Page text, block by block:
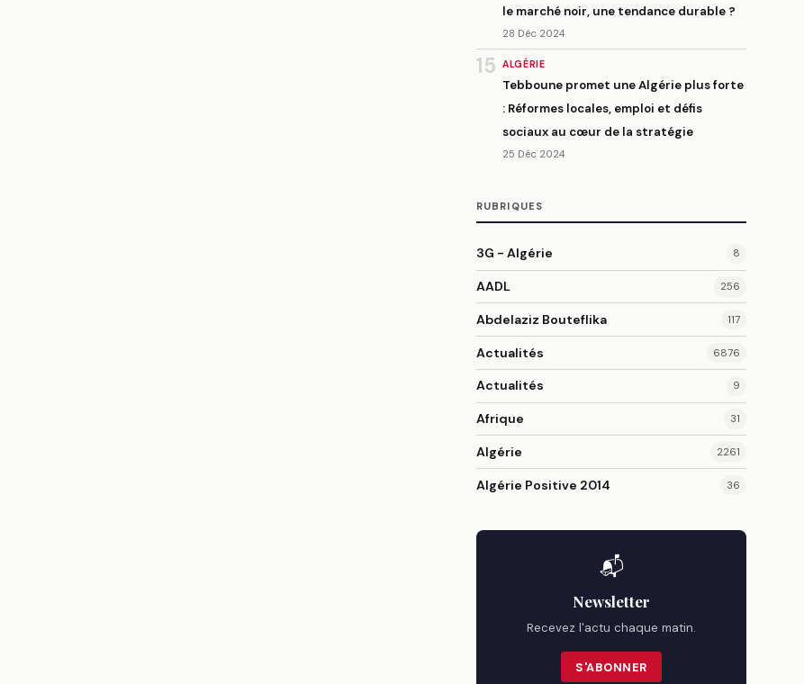
le marché noir, une tendance durable ?
28 Déc 2024
15 ALGÉRIE
Tebboune promet une Algérie plus forte
: Réformes locales, emploi et défis
sociaux au cœur de la stratégie
25 Déc 2024
RUBRIQUES
3G - Algérie 8
AADL 256
Abdelaziz Bouteflika 117
Actualités 6876
Actualités 9
Afrique 31
Algérie 2261
Algérie Positive 2014 36
📬
Newsletter
Recevez l'actu chaque matin.
S'ABONNER